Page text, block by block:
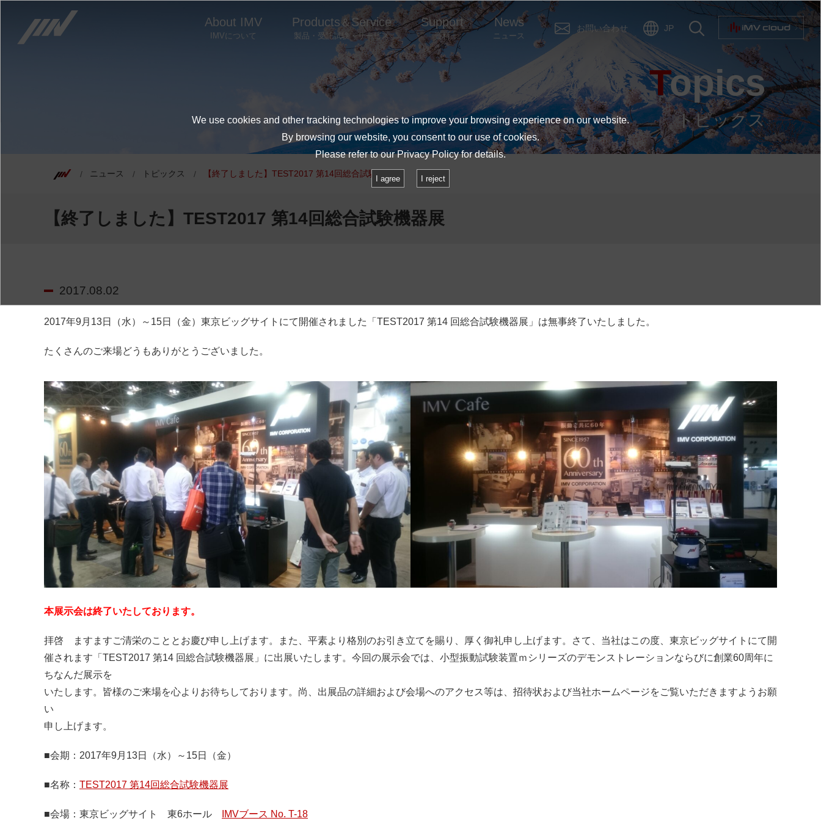
About IMV
IMVについて
Products＆Service
製品・受託試験・サービス
Support
資料
News
ニュース
お問い合わせ JP
Topics
トピックス
ニュース トピックス 【終了しました】TEST2017 第14回総合試験機器展
【終了しました】TEST2017 第14回総合試験機器展
2017.08.02
2017年9月13日（水）～15日（金）東京ビッグサイトにて開催されました「TEST2017 第14 回総合試験機器展」は無事終了いたしました。
たくさんのご来場どうもありがとうございました。
本展示会は終了いたしております。
拝啓 ますますご清栄のこととお慶び申し上げます。また、平素より格別のお引き立てを賜り、厚く御礼申し上げます。さて、当社はこの度、東京ビッグサイトにて開
催されます「TEST2017 第14 回総合試験機器展」に出展いたします。今回の展示会では、小型振動試験装置ｍシリーズのデモンストレーションならびに創業60周年に
ちなんだ展示を
いたします。皆様のご来場を心よりお待ちしております。尚、出展品の詳細および会場へのアクセス等は、招待状および当社ホームページをご覧いただきますようお願
い
申し上げます。
■会期：2017年9月13日（水）～15日（金）
■名称： TEST2017 第14回総合試験機器展
■会場：東京ビッグサイト 東6ホール IMVブース No. T-18
We use cookies and other tracking technologies to improve your browsing experience on our website.
By browsing our website, you consent to our use of cookies.
Please refer to ourPrivacy Policy for details.
I agree I reject